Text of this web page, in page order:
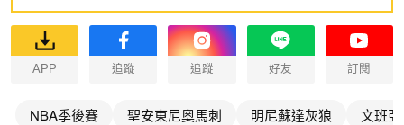
APP 追蹤 追蹤 好友 訂閱
NBA季後賽 聖安東尼奧馬刺 明尼蘇達灰狼 文班